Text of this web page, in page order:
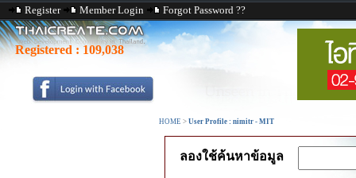
Register Member Login Forgot Password ??
Registered : 109,038
HOME > User Profile : nimitr - MIT
ลองใช้ค้นหาข้อมูล